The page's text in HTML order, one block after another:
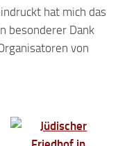
hat mich das
besonderer Dank
von